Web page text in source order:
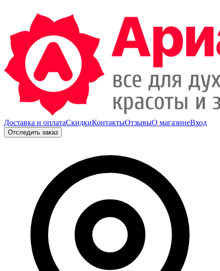
Доставка и оплатаСкидкиКонтактыОтзывыО магазинеВход
Отследить заказ